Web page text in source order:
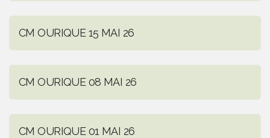
CM OURIQUE 15 MAI 26
CM OURIQUE 08 MAI 26
CM OURIQUE 01 MAI 26